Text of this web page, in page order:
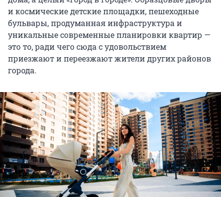
и космические детские площадки, пешеходные
бульвары, продуманная инфраструктура и
уникальные современные планировки квартир —
это то, ради чего сюда с удовольствием
приезжают и переезжают жители других районов
города.